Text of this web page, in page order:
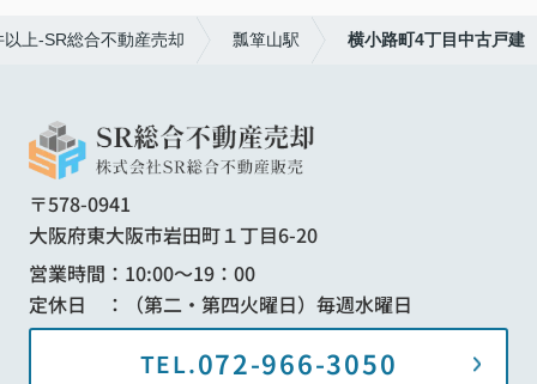
上-SR総合不動産売却 瓢箪山駅 横小路町4丁目中古戸建
〒578-0941
大阪府東大阪市岩田町１丁目6-20
営業時間：10:00～19：00
定休日 ：（第二・第四火曜日）毎週水曜日
TEL.072-966-3050